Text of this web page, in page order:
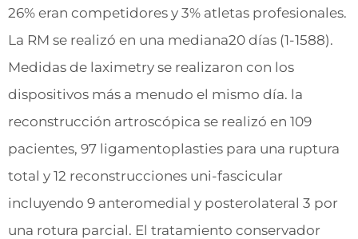
26% eran competidores y 3% atletas profesionales.
La RM se realizó en una mediana20 días (1-1588).
Medidas de laximetry se realizaron con los
dispositivos más a menudo el mismo día. la
reconstrucción artroscópica se realizó en 109
pacientes, 97 ligamentoplasties para una ruptura
total y 12 reconstrucciones uni-fascicular
incluyendo 9 anteromedial y posterolateral 3 por
una rotura parcial. El tratamiento conservador